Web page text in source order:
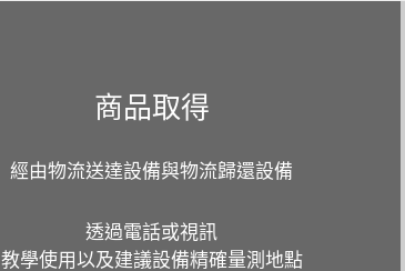
商品取得
經由物流送達設備與物流歸還設備
透過電話或視訊
教學使用以及建議設備精確量測地點